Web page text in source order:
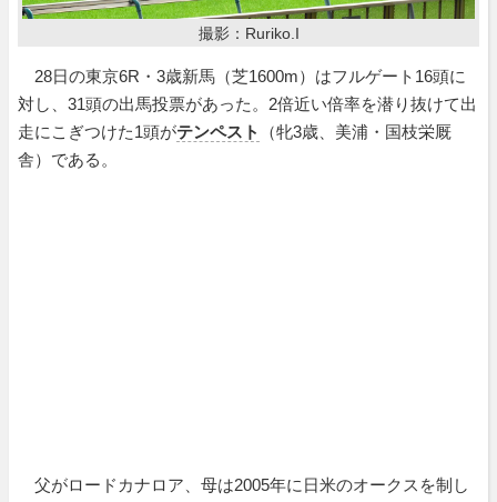
撮影：Ruriko.I
28日の東京6R・3歳新馬（芝1600m）はフルゲート16頭に
対し、31頭の出馬投票があった。2倍近い倍率を潜り抜けて出
走にこぎつけた1頭がテンペスト
（牝3歳、美浦・国枝栄厩
舎）である。
父がロードカナロア、母は2005年に日米のオークスを制し